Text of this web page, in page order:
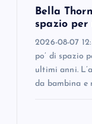
Bella
spazio per
2026-08-07
po’ di spazio
ultimi anni.
da bambina e